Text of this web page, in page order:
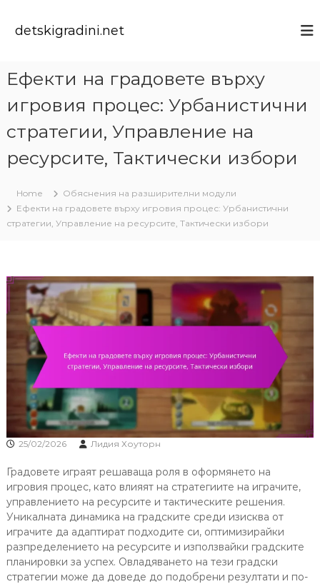
detskigradini.net
Ефекти на градовете върху
игровия процес: Урбанистични
стратегии, Управление на
ресурсите, Тактически избори
Home
Обяснения на разширителни модули
Ефекти на градовете върху игровия процес: Урбанистични
стратегии, Управление на ресурсите, Тактически избори
25/02/2026 Лидия Хоуторн
Градовете играят решаваща роля в оформянето на
игровия процес, като влияят на стратегиите на играчите,
управлението на ресурсите и тактическите решения.
Уникалната динамика на градските среди изисква от
играчите да адаптират подходите си, оптимизирайки
разпределението на ресурсите и използвайки градските
планировки за успех. Овладяването на тези градски
стратегии може да доведе до подобрени резултати и по-